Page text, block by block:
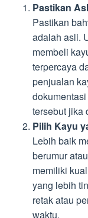
Pastikan
Pastikan
adalah asli.
membeli
terpercaya
penjualan
tersebut jika
Pilih Kayu
Lebih baik
berumur
memiliki
yang lebih
retak atau
waktu.